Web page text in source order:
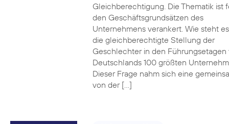
Gleichberechtigung. Die Thematik ist
den Geschäftsgrundsätzen des
Unternehmens verankert. Wie steht
die gleichberechtigte Stellung der
Geschlechter in den Führungsetagen
Deutschlands 100 größten
Dieser Frage nahm sich eine
von der […]